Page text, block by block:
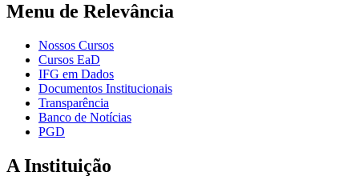
Menu de Relevância
Nossos Cursos
Cursos EaD
IFG em Dados
Documentos Institucionais
Transparência
Banco de Notícias
PGD
A Instituição